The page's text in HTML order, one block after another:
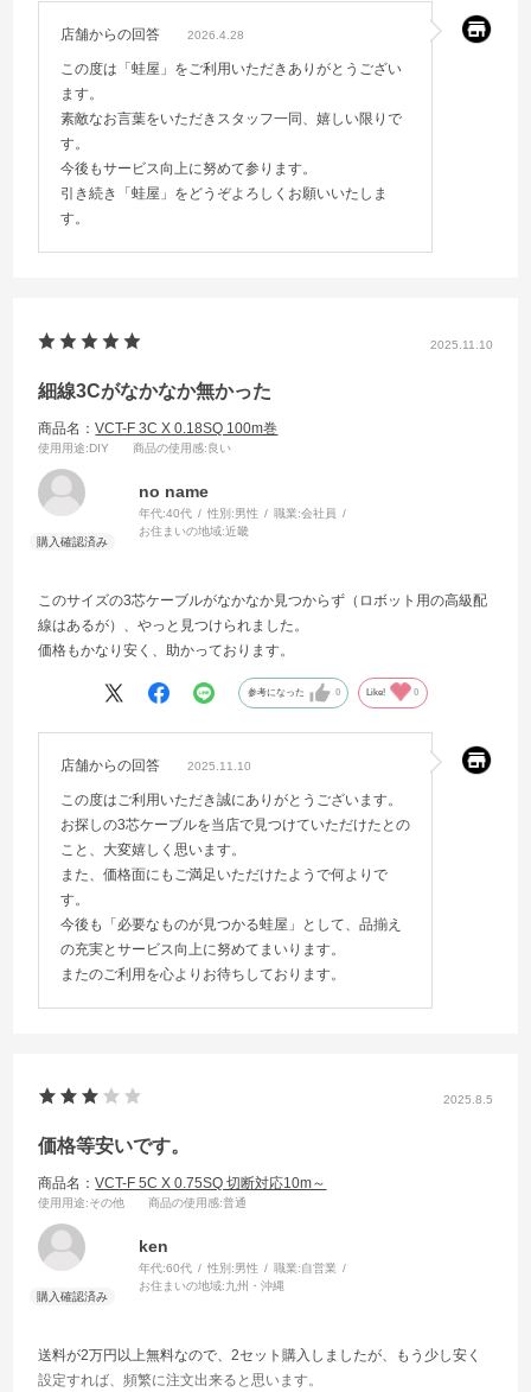
店舗からの回答 2026.4.28
この度は「蛙屋」をご利用いただきありがとうござい
ます。
素敵なお言葉をいただきスタッフ一同、嬉しい限りで
す。
今後もサービス向上に努めて参ります。
引き続き「蛙屋」をどうぞよろしくお願いいたしま
す。
2025.11.10
細線3Cがなかなか無かった
商品名：VCT-F 3C X 0.18SQ 100m巻
使用用途:DIY 商品の使用感:良い
no name
年代:40代 性別:男性 職業:会社員
お住まいの地域:近畿
このサイズの3芯ケーブルがなかなか見つからず（ロボット用の高級配
線はあるが）、やっと見つけられました。
価格もかなり安く、助かっております。
参考になった 0 Like! 0
店舗からの回答 2025.11.10
この度はご利用いただき誠にありがとうございます。
お探しの3芯ケーブルを当店で見つけていただけたとの
こと、大変嬉しく思います。
また、価格面にもご満足いただけたようで何よりで
す。
今後も「必要なものが見つかる蛙屋」として、品揃え
の充実とサービス向上に努めてまいります。
またのご利用を心よりお待ちしております。
2025.8.5
価格等安いです。
商品名：VCT-F 5C X 0.75SQ 切断対応10m～
使用用途:その他 商品の使用感:普通
ken
年代:60代 性別:男性 職業:自営業
お住まいの地域:九州・沖縄
送料が2万円以上無料なので、2セット購入しましたが、もう少し安く
設定すれば、頻繁に注文出来ると思います。